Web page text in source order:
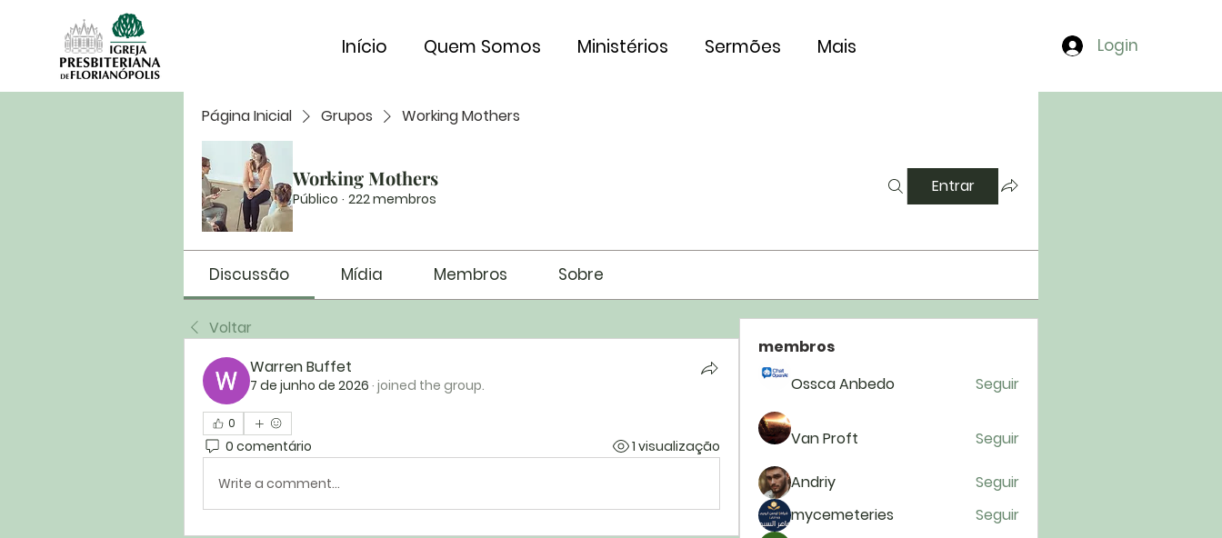
Início Quem Somos Ministérios Sermões Mais Login
Página Inicial Grupos Working Mothers
Working Mothers
Público · 222 membros
Entrar
Discussão Mídia Membros Sobre
Voltar
Warren Buffet
7 de junho de 2026 · joined the group.
0
0 comentário 1 visualização
Write a comment...
membros
Ossca Anbedo
Seguir
Van Proft Seguir
Andriy
Seguir
mycemeteries
Seguir